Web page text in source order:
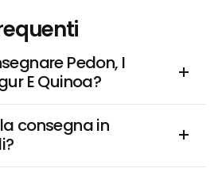
Pedon, I
E Quinoa?
consegna in